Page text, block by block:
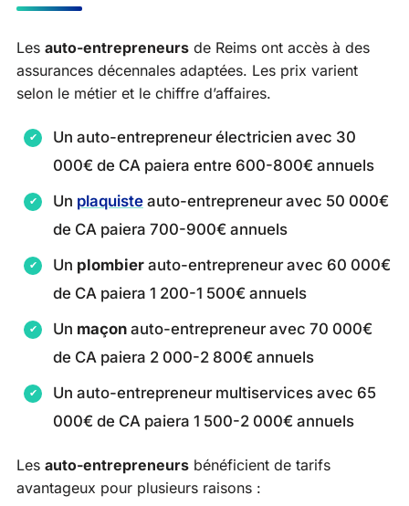
Les auto-entrepreneurs de Reims ont accès à des
assurances décennales adaptées. Les prix varient
selon le métier et le chiffre d’affaires.
Un auto-entrepreneur électricien avec 30
000€ de CA paiera entre 600-800€ annuels
Un plaquiste auto-entrepreneur avec 50 000€
de CA paiera 700-900€ annuels
Un plombier auto-entrepreneur avec 60 000€
de CA paiera 1 200-1 500€ annuels
Un maçon auto-entrepreneur avec 70 000€
de CA paiera 2 000-2 800€ annuels
Un auto-entrepreneur multiservices avec 65
000€ de CA paiera 1 500-2 000€ annuels
Les auto-entrepreneurs bénéficient de tarifs
avantageux pour plusieurs raisons :